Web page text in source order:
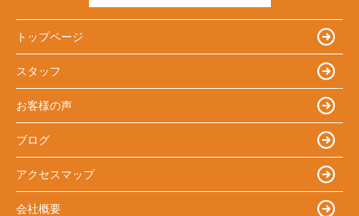
トップページ
スタッフ
お客様の声
ブログ
アクセスマップ
会社概要